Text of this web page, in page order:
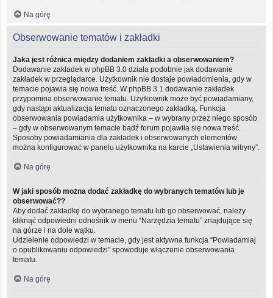
Na górę
Obserwowanie tematów i zakładki
Jaka jest różnica między dodaniem zakładki a obserwowaniem?
Dodawanie zakładek w phpBB 3.0 działa podobnie jak dodawanie
zakładek w przeglądarce. Użytkownik nie dostaje powiadomienia, gdy w
temacie pojawia się nowa treść. W phpBB 3.1 dodawanie zakładek
przypomina obserwowanie tematu. Użytkownik może być powiadamiany,
gdy nastąpi aktualizacja tematu oznaczonego zakładką. Funkcja
obserwowania powiadamia użytkownika – w wybrany przez niego sposób
– gdy w obserwowanym temacie bądź forum pojawiła się nowa treść.
Sposoby powiadamiania dla zakładek i obserwowanych elementów
można konfigurować w panelu użytkownika na karcie „Ustawienia witryny”.
Na górę
W jaki sposób można dodać zakładkę do wybranych tematów lub je
obserwować??
Aby dodać zakładkę do wybranego tematu lub go obserwować, należy
kliknąć odpowiedni odnośnik w menu “Narzędzia tematu” znajdujące się
na górze i na dole wątku.
Udzielenie odpowiedzi w temacie, gdy jest aktywna funkcja “Powiadamiaj
o opublikowaniu odpowiedzi” spowoduje włączenie obserwowania
tematu.
Na górę